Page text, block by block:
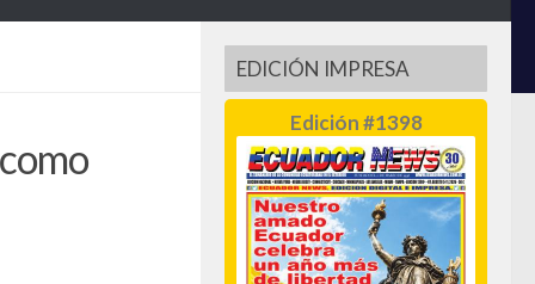
EDICIÓN IMPRESA
Edición #1398